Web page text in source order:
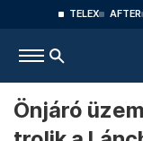
TELEX AFTER
Önjáró